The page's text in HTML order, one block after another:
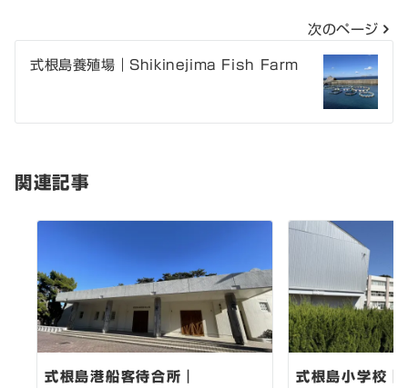
稿
ゲ
次のページ
式根島養殖場｜Shikinejima Fish Farm
関連記事
式根島港船客待合所｜
式根島小学校